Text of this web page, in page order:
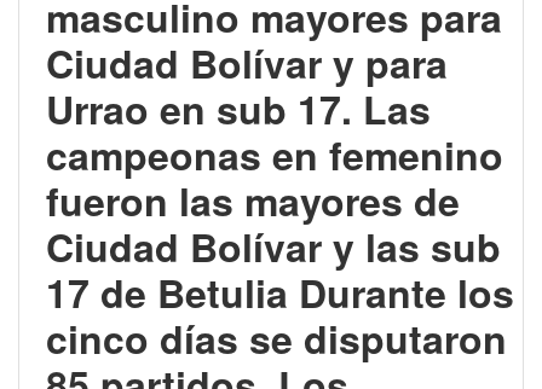
masculino mayores para
Ciudad Bolívar y para
Urrao en sub 17. Las
campeonas en femenino
fueron las mayores de
Ciudad Bolívar y las sub
17 de Betulia Durante los
cinco días se disputaron